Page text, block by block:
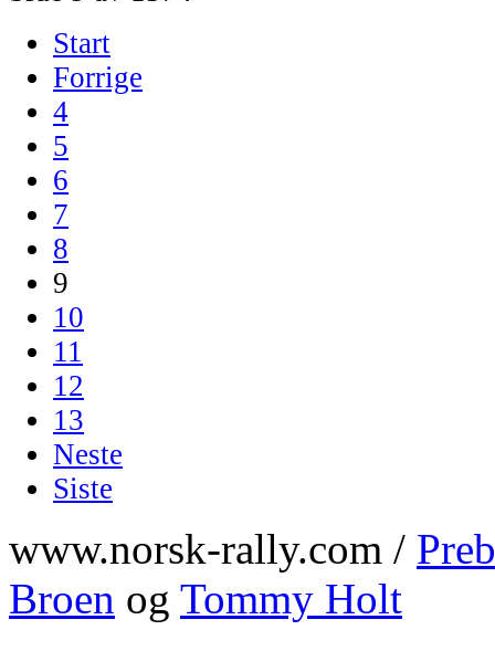
Start
Forrige
4
5
6
7
8
9
10
11
12
13
Neste
Siste
www.norsk-rally.com /
Broen og Tommy Holt